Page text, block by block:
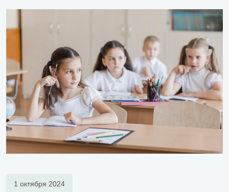
1 октября 2024